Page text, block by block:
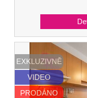
EXKLUZIVNĚ
VIDEO
PRODÁNO